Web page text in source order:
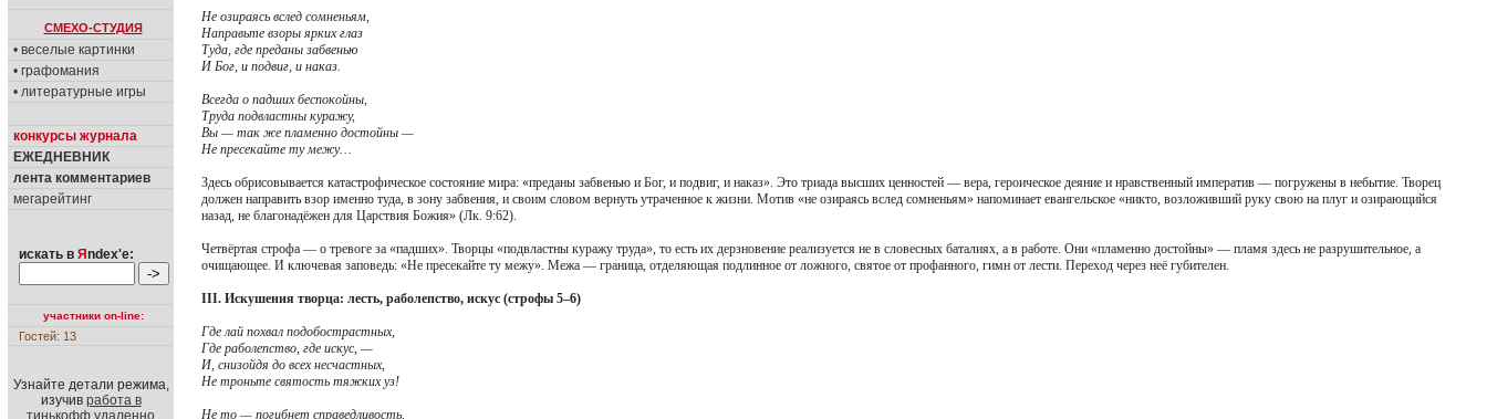
СМЕХО-СТУДИЯ
• веселые картинки
• графомания
• литературные игры
конкурсы журнала
ЕЖЕДНЕВНИК
лента комментариев
мегарейтинг
искать в Я ndex'е:
участники on-line:
Гостей: 13
Узнайте детали режима,
изучив работа в
тинькофф удаленно
Не озираясь вслед сомненьям,
Направьте взоры ярких глаз
Туда, где преданы забвенью
И Бог, и подвиг, и наказ.
Всегда о падших беспокойны,
Труда подвластны куражу,
Вы — так же пламенно достойны —
Не пресекайте ту межу…
Здесь обрисовывается катастрофическое состояние мира: «преданы забвенью и Бог, и подвиг, и наказ». Это триада высших ценностей — вера, героическое деяние и нравственный императив — погружены в небытие. Творец
должен направить взор именно туда, в зону забвения, и своим словом вернуть утраченное к жизни. Мотив «не озираясь вслед сомненьям» напоминает евангельское «никто, возложивший руку свою на плуг и озирающийся
назад, не благонадёжен для Царствия Божия» (Лк. 9:62).
Четвёртая строфа — о тревоге за «падших». Творцы «подвластны куражу труда», то есть их дерзновение реализуется не в словесных баталиях, а в работе. Они «пламенно достойны» — пламя здесь не разрушительное, а
очищающее. И ключевая заповедь: «Не пресекайте ту межу». Межа — граница, отделяющая подлинное от ложного, святое от профанного, гимн от лести. Переход через неё губителен.
III. Искушения творца: лесть, раболепство, искус (строфы 5–6)
Где лай похвал подобострастных,
Где раболепство, где искус, —
И, снизойдя до всех несчастных,
Не троньте святость тяжких уз!
Не то — погибнет справедливость,